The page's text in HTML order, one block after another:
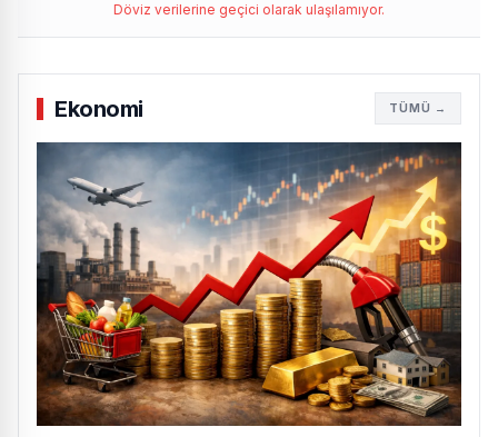
Döviz verilerine geçici olarak ulaşılamıyor.
Ekonomi TÜMÜ →